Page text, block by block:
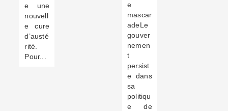
e une
nouvell
e cure
d’austé
rité.
Pour...
e
mascar
adeLe
gouver
nemen
t
persist
e dans
sa
politiqu
e de